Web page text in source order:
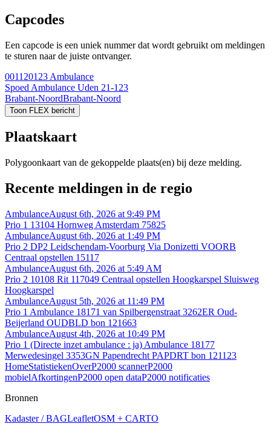
Capcodes
Een capcode is een uniek nummer dat wordt gebruikt om meldingen
te sturen naar de juiste ontvanger.
001120123 Ambulance
Spoed Ambulance Uden 21-123
Brabant-NoordBrabant-Noord
Toon FLEX bericht
Plaatskaart
Polygoonkaart van de gekoppelde plaats(en) bij deze melding.
Recente meldingen in de regio
AmbulanceAugust 6th, 2026 at 9:49 PM
Prio 1 13104 Hornweg Amsterdam 75825
AmbulanceAugust 6th, 2026 at 1:49 PM
Prio 2 DP2 Leidschendam-Voorburg Via Donizetti VOORB
Centraal opstellen 15117
AmbulanceAugust 6th, 2026 at 5:49 AM
Prio 2 10108 Rit 117049 Centraal opstellen Hoogkarspel Sluisweg
Hoogkarspel
AmbulanceAugust 5th, 2026 at 11:49 PM
Prio 1 Ambulance 18171 van Spilbergenstraat 3262ER Oud-
Beijerland OUDBLD bon 121663
AmbulanceAugust 4th, 2026 at 10:49 PM
Prio 1 (Directe inzet ambulance : ja) Ambulance 18177
Merwedesingel 3353GN Papendrecht PAPDRT bon 121123
HomeStatistiekenOverP2000 scannerP2000
mobielAfkortingenP2000 open dataP2000 notificaties
Bronnen
Kadaster / BAGLeafletOSM + CARTO